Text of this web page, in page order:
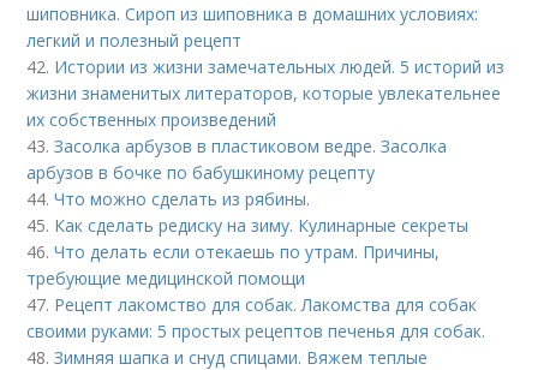
шиповника. Сироп из шиповника в домашних условиях:
легкий и полезный рецепт
42. Истории из жизни замечательных людей. 5 историй из
жизни знаменитых литераторов, которые увлекательнее
их собственных произведений
43.Засолка арбузов в пластиковом ведре. Засолка
арбузов в бочке по бабушкиному рецепту
44.Что можно сделать из рябины.
45. Как сделать редиску на зиму. Кулинарные секреты
46.Что делать если отекаешь по утрам. Причины,
требующие медицинской помощи
47. Рецепт лакомство для собак. Лакомства для собак
своими руками: 5 простых рецептов печенья для собак.
48.Зимняя шапка и снуд спицами. Вяжем теплые